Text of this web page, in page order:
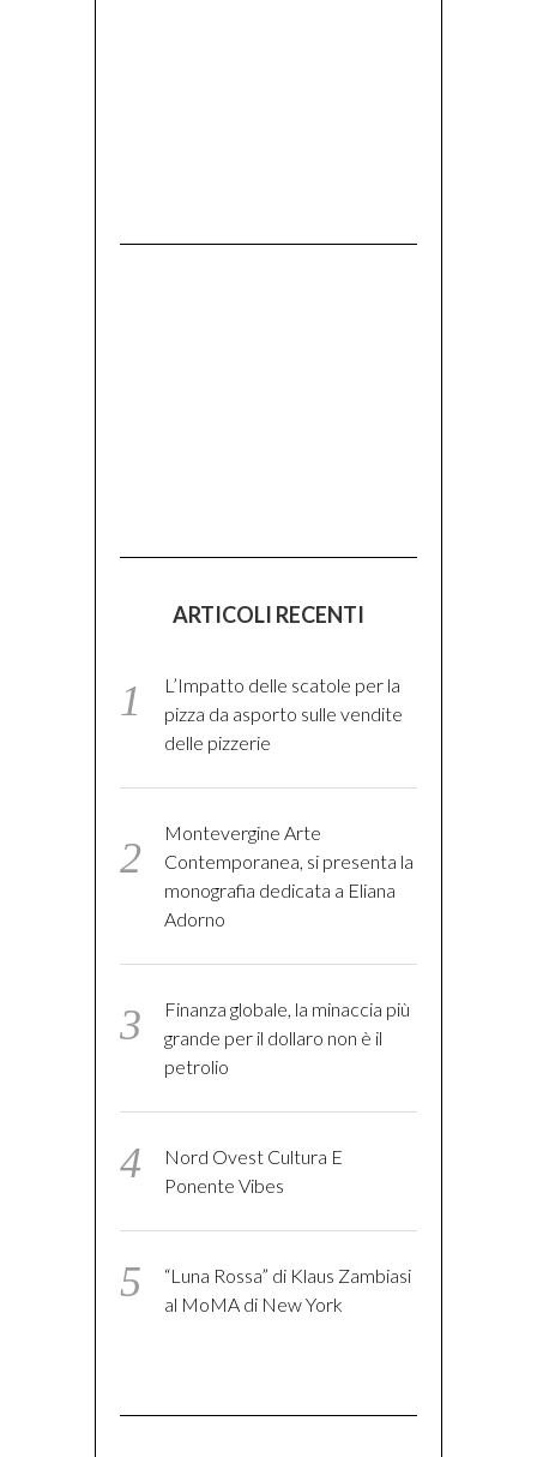
ARTICOLI RECENTI
L’Impatto delle scatole per la
pizza da asporto sulle vendite
delle pizzerie
Montevergine Arte
Contemporanea, si presenta la
monografia dedicata a Eliana
Adorno
Finanza globale, la minaccia più
grande per il dollaro non è il
petrolio
Nord Ovest Cultura E
Ponente Vibes
“Luna Rossa” di Klaus Zambiasi
al MoMA di New York